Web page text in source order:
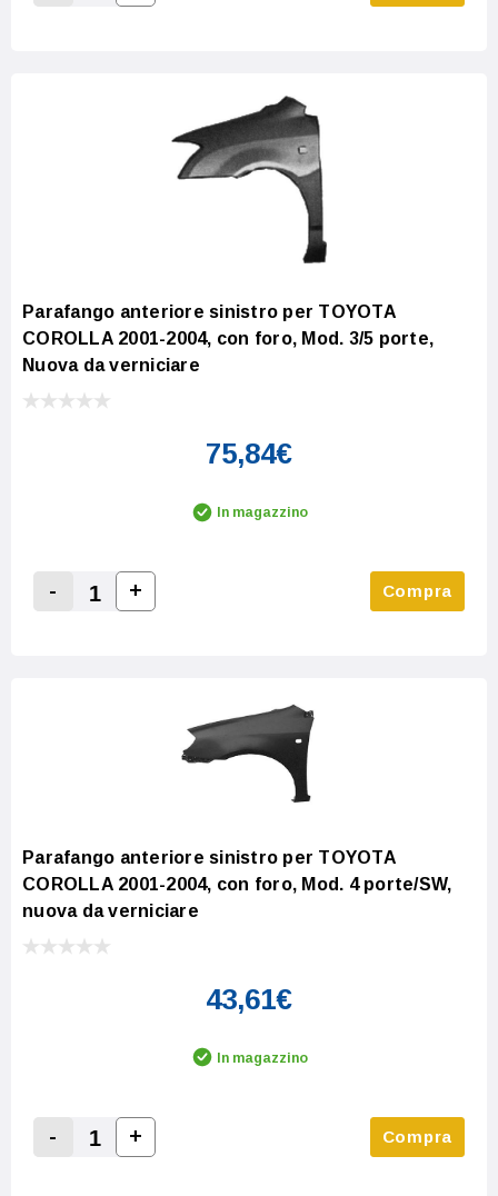
Decrease Quantity:
Increase Quantity:
Parafango anteriore sinistro per TOYOTA
COROLLA 2001-2004, con foro, Mod. 3/5 porte,
Nuova da verniciare
75,84€
In magazzino
Decrease Quantity:
-
Increase Quantity:
+ Compra
Parafango anteriore sinistro per TOYOTA
COROLLA 2001-2004, con foro, Mod. 4 porte/SW,
nuova da verniciare
43,61€
In magazzino
Decrease Quantity:
-
Increase Quantity:
+ Compra